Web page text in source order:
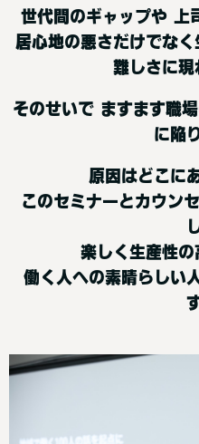
世代間のギャップや 上
居心地の悪さだけでな
難しさに現
そのせいで ますます職
に陥
原因はどこに
このセミナーとカウン
楽しく生産性の
働く人への素晴らしい